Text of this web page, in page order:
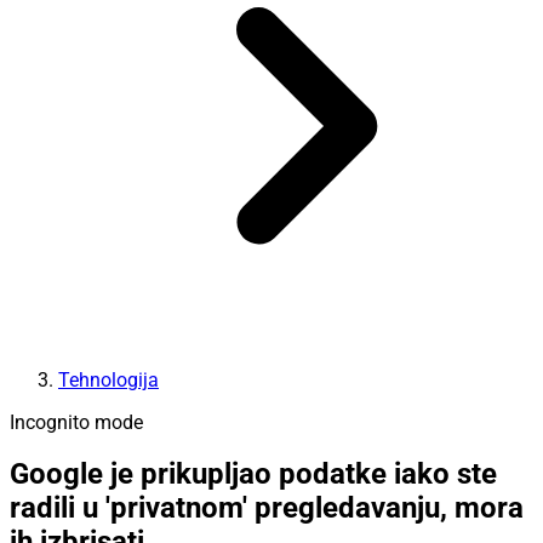
Tehnologija
Incognito mode
Google je prikupljao podatke iako ste
radili u 'privatnom' pregledavanju, mora